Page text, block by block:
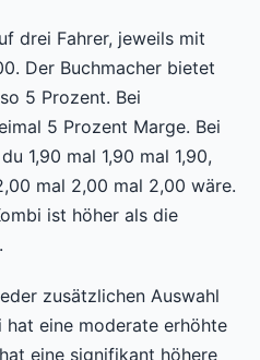
drei Fahrer, jeweils mit
Der Buchmacher bietet
5 Prozent. Bei
5 Prozent Marge. Bei
1,90 mal 1,90 mal 1,90,
mal 2,00 mal 2,00 wäre.
ist höher als die
zusätzlichen Auswahl
hat eine moderate erhöhte
eine signifikant höhere